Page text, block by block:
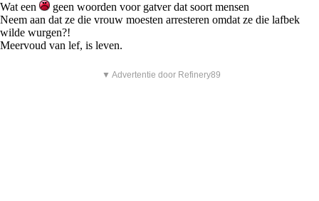
Wat een
geen woorden voor gatver dat soort mensen
Neem aan dat ze die vrouw moesten arresteren omdat ze die lafbek
wilde wurgen?!
Meervoud van lef, is leven.
▼ Advertentie door Refinery89